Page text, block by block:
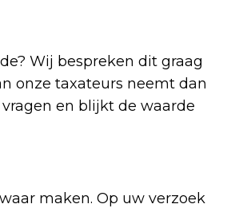
Wij bespreken dit graag
onze taxateurs neemt dan
en blijkt de waarde
maken. Op uw verzoek